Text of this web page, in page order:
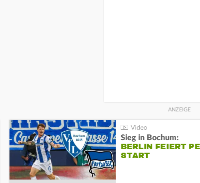
Sieg in Bochum:
BERLIN FEIERT
START